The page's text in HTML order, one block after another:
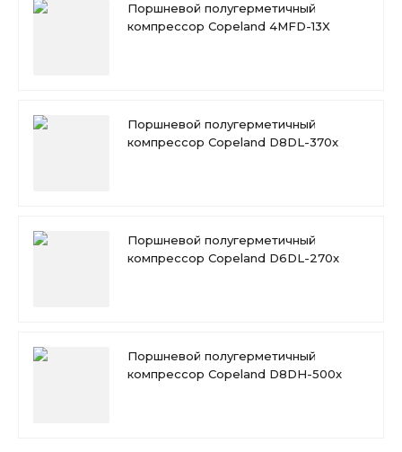
Поршневой полугерметичный
компрессор Copeland 4MFD-13X
Поршневой полугерметичный
компрессор Copeland D8DL-370x
Поршневой полугерметичный
компрессор Copeland D6DL-270x
Поршневой полугерметичный
компрессор Copeland D8DH-500x